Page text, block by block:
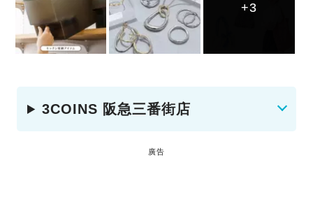
+3
+3
+3
3COINS 阪急三番街店
廣告